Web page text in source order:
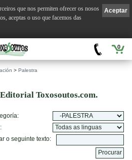
0
> Palestra
Toxosoutos.com.
o seguinte texto:
Aceptar
que nos permiten ofrecer os nosos
aceptas o uso que facemos das